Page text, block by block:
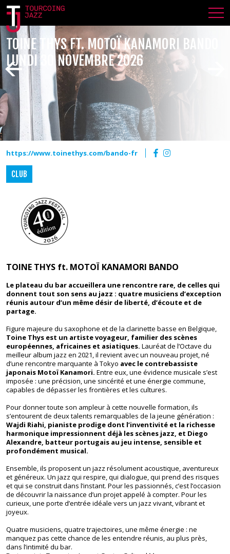
TOINE THYS FT. MOTOÏ KANAMORI BANDO
LUNDI 30 NOVEMBRE 2026
https://www.toinethys.com/bando-fr
CLUB
TOINE THYS ft. MOTOÏ KANAMORI BANDO
Le plateau du bar accueillera une rencontre rare, de celles qui
donnent tout son sens au jazz : quatre musiciens d’exception
réunis autour d’un même désir de liberté, d’écoute et de
partage.
Figure majeure du saxophone et de la clarinette basse en Belgique,
Toine Thys est un artiste voyageur, familier des scènes
européennes, africaines et asiatiques. Lauréat de l’Octave du
meilleur album jazz en 2021, il revient avec un nouveau projet, né
d’une rencontre marquante à Tokyo avec le contrebassiste
japonais Motoï Kanamori. Entre eux, une évidence musicale s’est
imposée : une précision, une sincérité et une énergie commune,
capables de dépasser les frontières et les cultures.
Pour donner toute son ampleur à cette nouvelle formation, ils
s’entourent de deux talents remarquables de la jeune génération :
Wajdi Riahi, pianiste prodige dont l’inventivité et la richesse
harmonique impressionnent déjà les scènes jazz, et Diego
Alexandre, batteur portugais au jeu intense, sensible et
profondément musical.
Ensemble, ils proposent un jazz résolument acoustique, aventureux
et généreux. Un jazz qui respire, qui dialogue, qui prend des risques
et qui se construit dans l’instant. Pour les passionnés, c’est l’occasion
de découvrir la naissance d’un projet appelé à compter. Pour les
curieux, une porte d’entrée idéale vers un jazz vivant, vibrant et
joyeux.
Quatre musiciens, quatre trajectoires, une même énergie : ne
manquez pas cette chance de les entendre réunis, au plus près,
dans l’intimité du bar.